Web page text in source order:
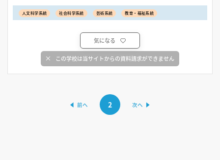
人文科学系統 社会科学系統 芸術系統 教育・福祉系統
気になる
この学校は当サイトからの資料請求ができません
2